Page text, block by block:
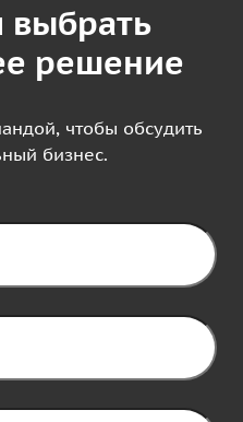
решение
чтобы обсудить
бизнес.